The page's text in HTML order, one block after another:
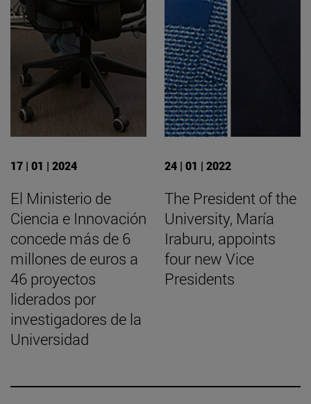
17 | 01 | 2024
El Ministerio de
Ciencia e Innovación
concede más de 6
millones de euros a
46 proyectos
liderados por
investigadores de la
Universidad
24 | 01 | 2022
The President of the
University, María
Iraburu, appoints
four new Vice
Presidents